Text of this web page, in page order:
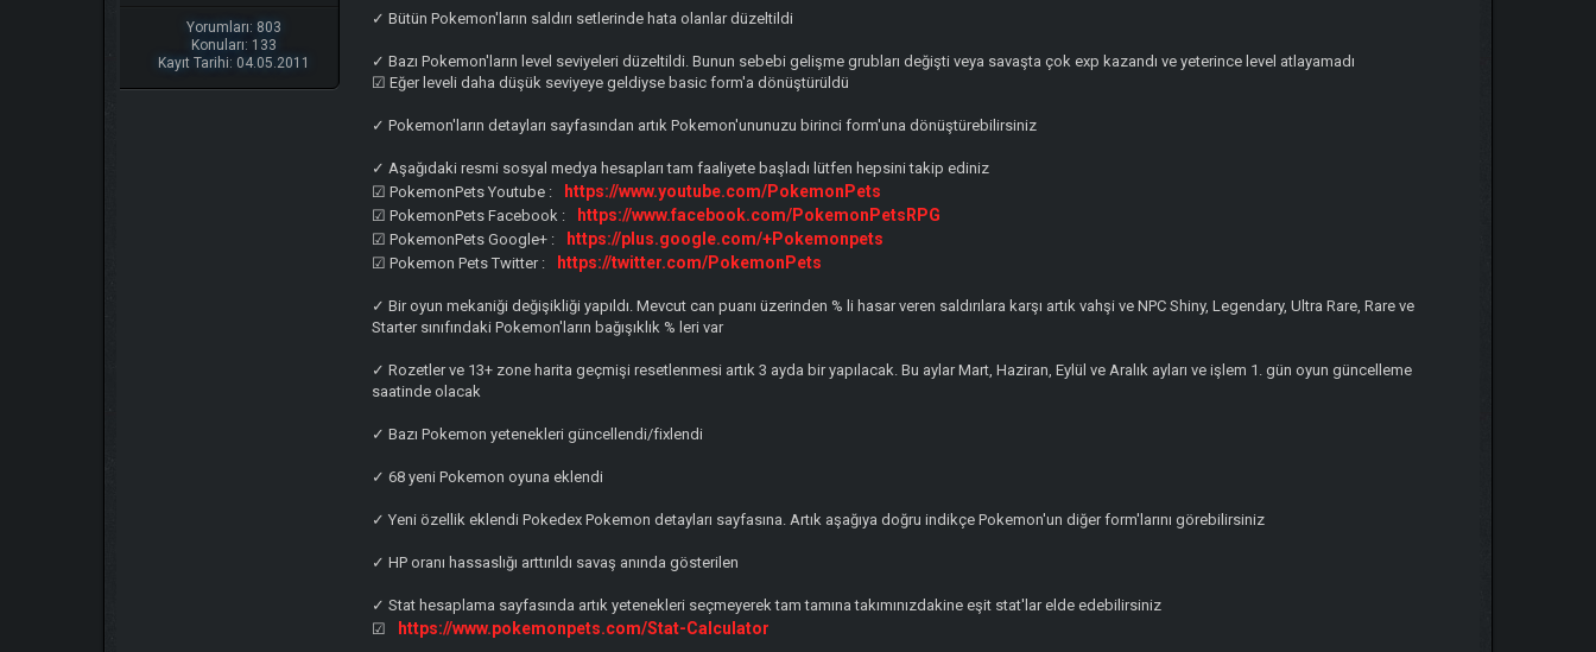
Yorumları: 803
Konuları: 133
Kayıt Tarihi: 04.05.2011
✓ Bütün Pokemon'ların saldırı setlerinde hata olanlar düzeltildi
✓ Bazı Pokemon'ların level seviyeleri düzeltildi. Bunun sebebi gelişme grubları değişti veya savaşta çok exp kazandı ve yeterince level atlayamadı
☑ Eğer leveli daha düşük seviyeye geldiyse basic form'a dönüştürüldü
✓ Pokemon'ların detayları sayfasından artık Pokemon'ununuzu birinci form'una dönüştürebilirsiniz
✓ Aşağıdaki resmi sosyal medya hesapları tam faaliyete başladı lütfen hepsini takip ediniz
☑ PokemonPets Youtube :
https://www.youtube.com/PokemonPets
☑ PokemonPets Facebook : https://www.facebook.com/PokemonPetsRPG
☑ PokemonPets Google+ : https://plus.google.com/+Pokemonpets
☑ Pokemon Pets Twitter : https://twitter.com/PokemonPets
✓ Bir oyun mekaniği değişikliği yapıldı. Mevcut can puanı üzerinden % li hasar veren saldırılara karşı artık vahşi ve NPC Shiny, Legendary, Ultra Rare, Rare ve
Starter sınıfındaki Pokemon'ların bağışıklık % leri var
✓ Rozetler ve 13+ zone harita geçmişi resetlenmesi artık 3 ayda bir yapılacak. Bu aylar Mart, Haziran, Eylül ve Aralık ayları ve işlem 1. gün oyun güncelleme
saatinde olacak
✓ Bazı Pokemon yetenekleri güncellendi/fixlendi
✓ 68 yeni Pokemon oyuna eklendi
✓ Yeni özellik eklendi Pokedex Pokemon detayları sayfasına. Artık aşağıya doğru indikçe Pokemon'un diğer form'larını görebilirsiniz
✓ HP oranı hassaslığı arttırıldı savaş anında gösterilen
✓ Stat hesaplama sayfasında artık yetenekleri seçmeyerek tam tamına takımınızdakine eşit stat'lar elde edebilirsiniz
☑
https://www.pokemonpets.com/Stat-Calculator